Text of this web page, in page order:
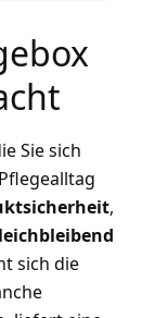
Sie sich
,
sich die